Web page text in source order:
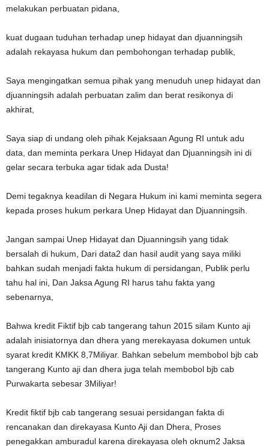
melakukan perbuatan pidana,
kuat dugaan tuduhan terhadap unep hidayat dan djuanningsih
adalah rekayasa hukum dan pembohongan terhadap publik,
Saya mengingatkan semua pihak yang menuduh unep hidayat dan
djuanningsih adalah perbuatan zalim dan berat resikonya di
akhirat,
Saya siap di undang oleh pihak Kejaksaan Agung RI untuk adu
data, dan meminta perkara Unep Hidayat dan Djuanningsih ini di
gelar secara terbuka agar tidak ada Dusta!
Demi tegaknya keadilan di Negara Hukum ini kami meminta segera
kepada proses hukum perkara Unep Hidayat dan Djuanningsih.
Jangan sampai Unep Hidayat dan Djuanningsih yang tidak
bersalah di hukum, Dari data2 dan hasil audit yang saya miliki
bahkan sudah menjadi fakta hukum di persidangan, Publik perlu
tahu hal ini, Dan Jaksa Agung RI harus tahu fakta yang
sebenarnya,
Bahwa kredit Fiktif bjb cab tangerang tahun 2015 silam Kunto aji
adalah inisiatornya dan dhera yang merekayasa dokumen untuk
syarat kredit KMKK 8,7Miliyar. Bahkan sebelum membobol bjb cab
tangerang Kunto aji dan dhera juga telah membobol bjb cab
Purwakarta sebesar 3Miliyar!
Kredit fiktif bjb cab tangerang sesuai persidangan fakta di
rencanakan dan direkayasa Kunto Aji dan Dhera, Proses
penegakkan amburadul karena direkayasa oleh oknum2 Jaksa